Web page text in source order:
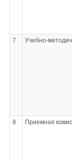
7 Учебно-
8 Приемная